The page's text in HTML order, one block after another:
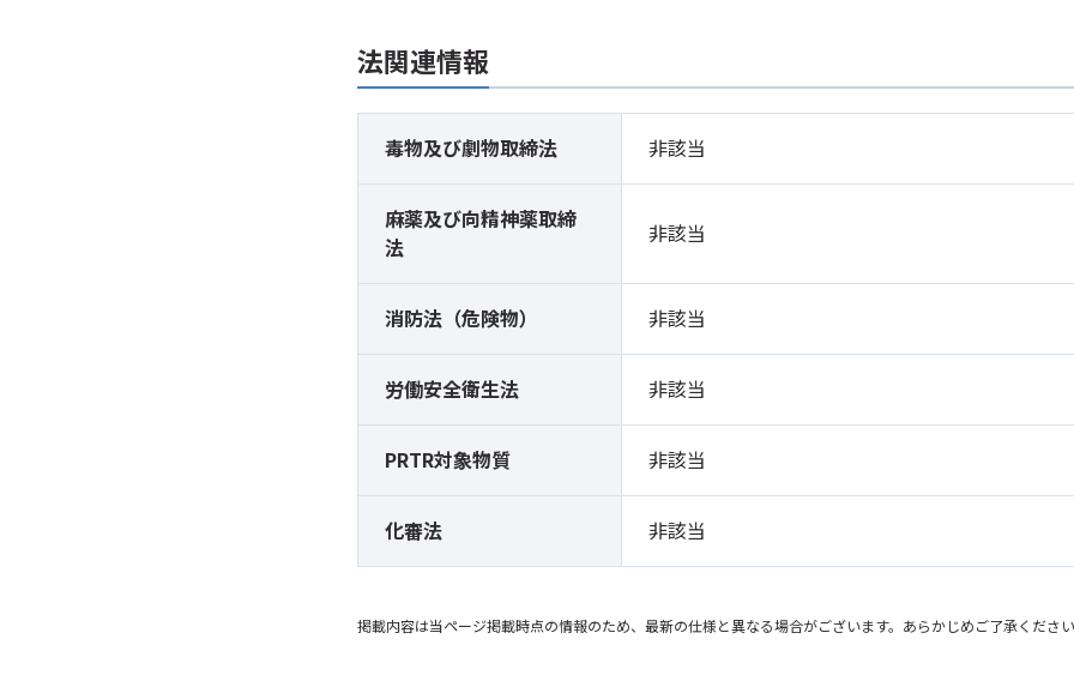
法関連情報
毒物及び劇物取締法 非該当
麻薬及び向精神薬取締
法
非該当
消防法（危険物） 非該当
労働安全衛生法 非該当
PRTR対象物質 非該当
化審法 非該当
掲載内容は当ページ掲載時点の情報のため、最新の仕様と異なる場合がございます。あらかじめご了承くださ